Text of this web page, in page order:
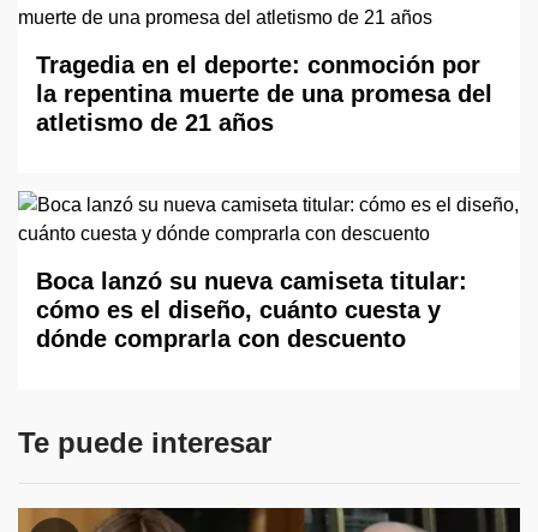
Tragedia en el deporte: conmoción por
la repentina muerte de una promesa del
atletismo de 21 años
Boca lanzó su nueva camiseta titular:
cómo es el diseño, cuánto cuesta y
dónde comprarla con descuento
Te puede interesar